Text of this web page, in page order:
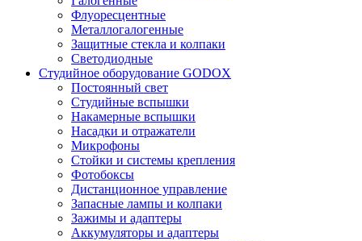
Флуоресцентные
Металлогалогенные
Защитные стекла и колпаки
Светодиодные
Студийное оборудование GODOX
Постоянный свет
Студийные вспышки
Накамерные вспышки
Насадки и отражатели
Микрофоны
Стойки и системы крепления
Фотобоксы
Дистанционное управление
Запасные лампы и колпаки
Зажимы и адаптеры
Аккумуляторы и адаптеры